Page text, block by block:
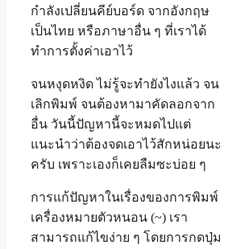
กำลังเปลี่ยนคีย์บอร์ด จากอังกฤษ
เป็นไทย หรือภาษาอื่น ๆ ที่เราได้
ทำการตั้งค่าเอาไว้
จนหงุดหงิด ไม่รู้จะทำยังไงแล้ว จน
เลิกพิมพ์ จนต้องหามาคัดลอกจาก
อื่น วันนี้ปัญหานี้จะหมดไปแต่
แนะนำว่าต้องจดเอาไว้สักหน่อยนะ
ครับ เพราะเองก็เคยลืมซะบ่อย ๆ
การแก้ปัญหาในเรื่องของการพิมพ์
เครื่องหมายตัวหนอน (~) เรา
สามารถแก้ไขง่าย ๆ โดยการกดปุ่ม